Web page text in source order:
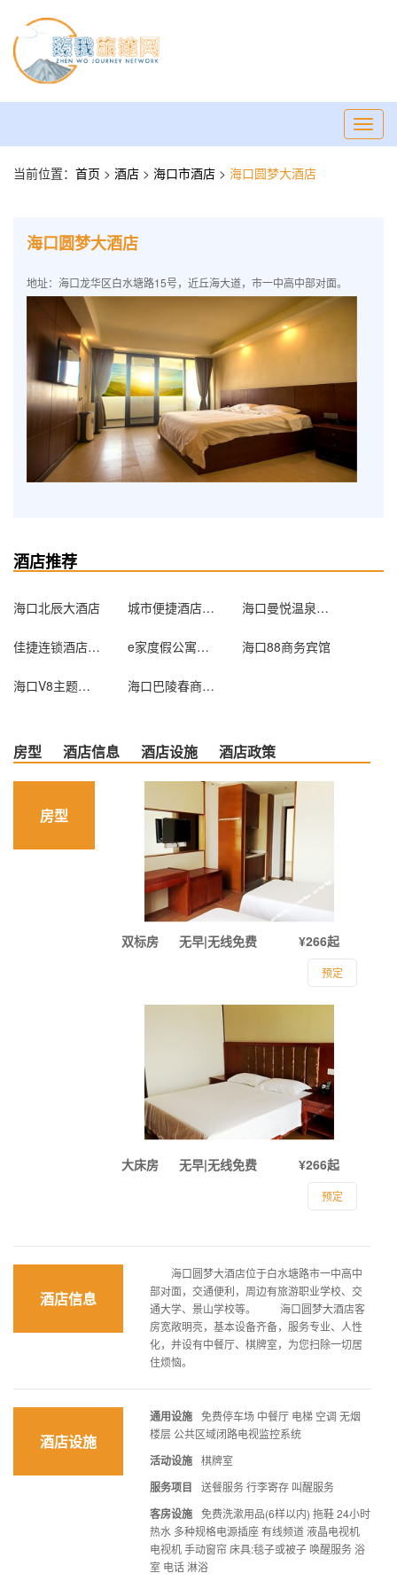
当前位置： 首页 > 酒店 > 海口市酒店 > 海口圆梦大酒店
海口圆梦大酒店
地址：海口龙华区白水塘路15号，近丘海大道，市一中高中部对面。
酒店推荐
海口北辰大酒店 城市便捷酒店（海口南大桥店） 海口曼悦温泉精选酒店
佳捷连锁酒店（海口水果市场店） e家度假公寓海（海口甸岛G店） 海口88商务宾馆
海口V8主题酒店 海口巴陵春商务宾馆
房型 酒店信息 酒店设施 酒店政策
房型
双标房 ¥266起
无早|无线免费
预定
大床房 ¥266起
无早|无线免费
预定
酒店信息
海口圆梦大酒店位于白水塘路市一中高中
部对面，交通便利，周边有旅游职业学校、交
通大学、景山学校等。 海口圆梦大酒店客
房宽敞明亮，基本设备齐备，服务专业、人性
化，并设有中餐厅、棋牌室，为您扫除一切居
住烦恼。
酒店设施
通用设施 免费停车场 中餐厅 电梯 空调 无烟
楼层 公共区域闭路电视监控系统
活动设施 棋牌室
服务项目 送餐服务 行李寄存 叫醒服务
客房设施 免费洗漱用品(6样以内) 拖鞋 24小时
热水 多种规格电源插座 有线频道 液晶电视机
电视机 手动窗帘 床具:毯子或被子 唤醒服务 浴
室 电话 淋浴